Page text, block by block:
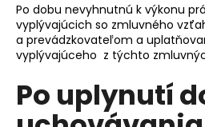
Po dobu nevyhnutnú k výkonu
vyplývajúcich so zmluvného
a prevádzkovateľom a
vyplývajúceho z týchto
Po uplynutí